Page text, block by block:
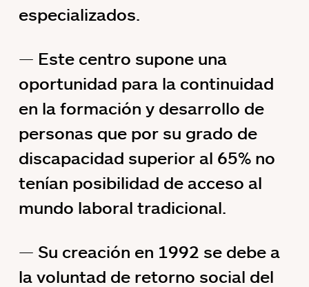
especializados.
Este centro supone una
oportunidad para la continuidad
en la formación y desarrollo de
personas que por su grado de
discapacidad superior al 65% no
tenían posibilidad de acceso al
mundo laboral tradicional.
Su creación en 1992 se debe a
la voluntad de retorno social del